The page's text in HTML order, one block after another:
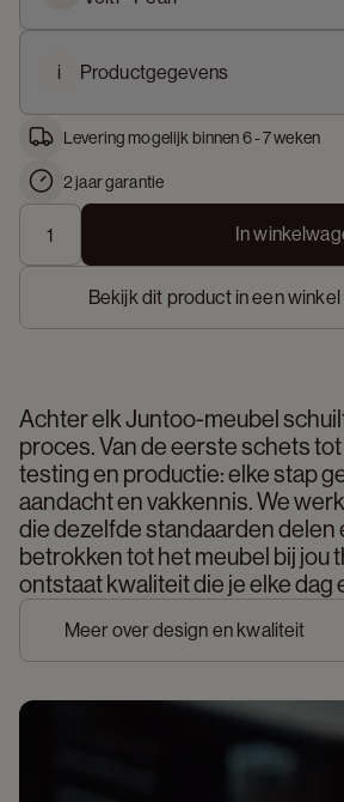
i Productgegevens
Levering mogelijk binnen 6 - 7 weken
2 jaar garantie
In
Bekijk dit product in een
Achter elk Juntoo-meubel
proces. Van de eerste schets
testing en productie: elke stap
aandacht en vakkennis. We
die dezelfde standaarden delen
betrokken tot het meubel bij jou
ontstaat kwaliteit die je elke dag
Meer over design en kwaliteit